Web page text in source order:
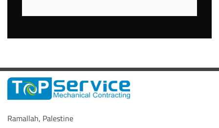
Ramallah, Palestine